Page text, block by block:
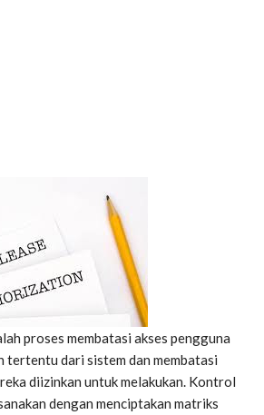
proses membatasi akses pengguna
tertentu dari sistem dan membatasi
diizinkan untuk melakukan. Kontrol
dengan menciptakan matriks